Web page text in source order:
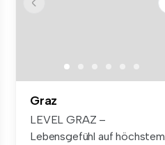
Graz
LEVEL GRAZ –
Lebensgefühl auf höchstem